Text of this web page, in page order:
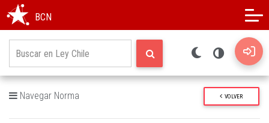
BCN
Navegar Norma VOLVER